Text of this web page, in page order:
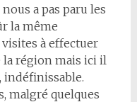
a pas paru les
la même
à effectuer
la région mais ici il
indéfinissable.
malgré quelques